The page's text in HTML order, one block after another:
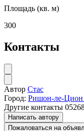
Площадь (кв. м)
300
Контакты
Автор Стас
Город: Ришон-ле-Цион
Другие контакты
Написать автору
Пожаловаться на